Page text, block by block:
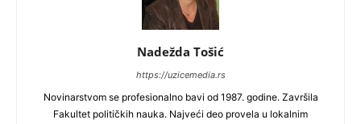
Nadežda Tošić
https://uzicemedia.rs
Novinarstvom se profesionalno bavi od 1987. godine. Završila
Fakultet političkih nauka. Najveći deo provela u lokalnim